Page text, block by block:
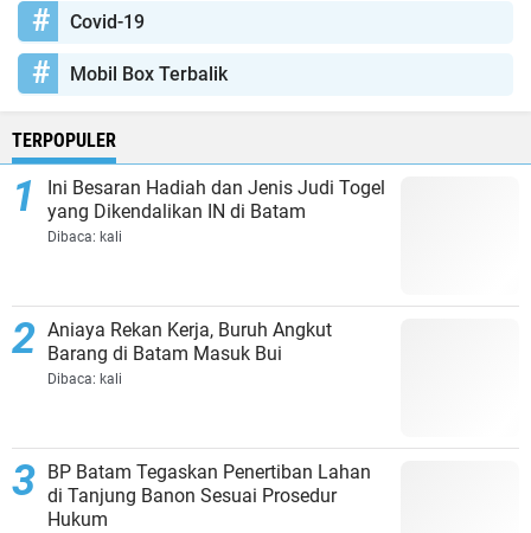
Covid-19
Mobil Box Terbalik
TERPOPULER
Ini Besaran Hadiah dan Jenis Judi Togel
yang Dikendalikan IN di Batam
Dibaca: kali
Aniaya Rekan Kerja, Buruh Angkut
Barang di Batam Masuk Bui
Dibaca: kali
BP Batam Tegaskan Penertiban Lahan
di Tanjung Banon Sesuai Prosedur
Hukum